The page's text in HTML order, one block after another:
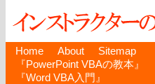
Home About Sitemap
『PowerPoint VBAの教本』
『Word VBA入門』